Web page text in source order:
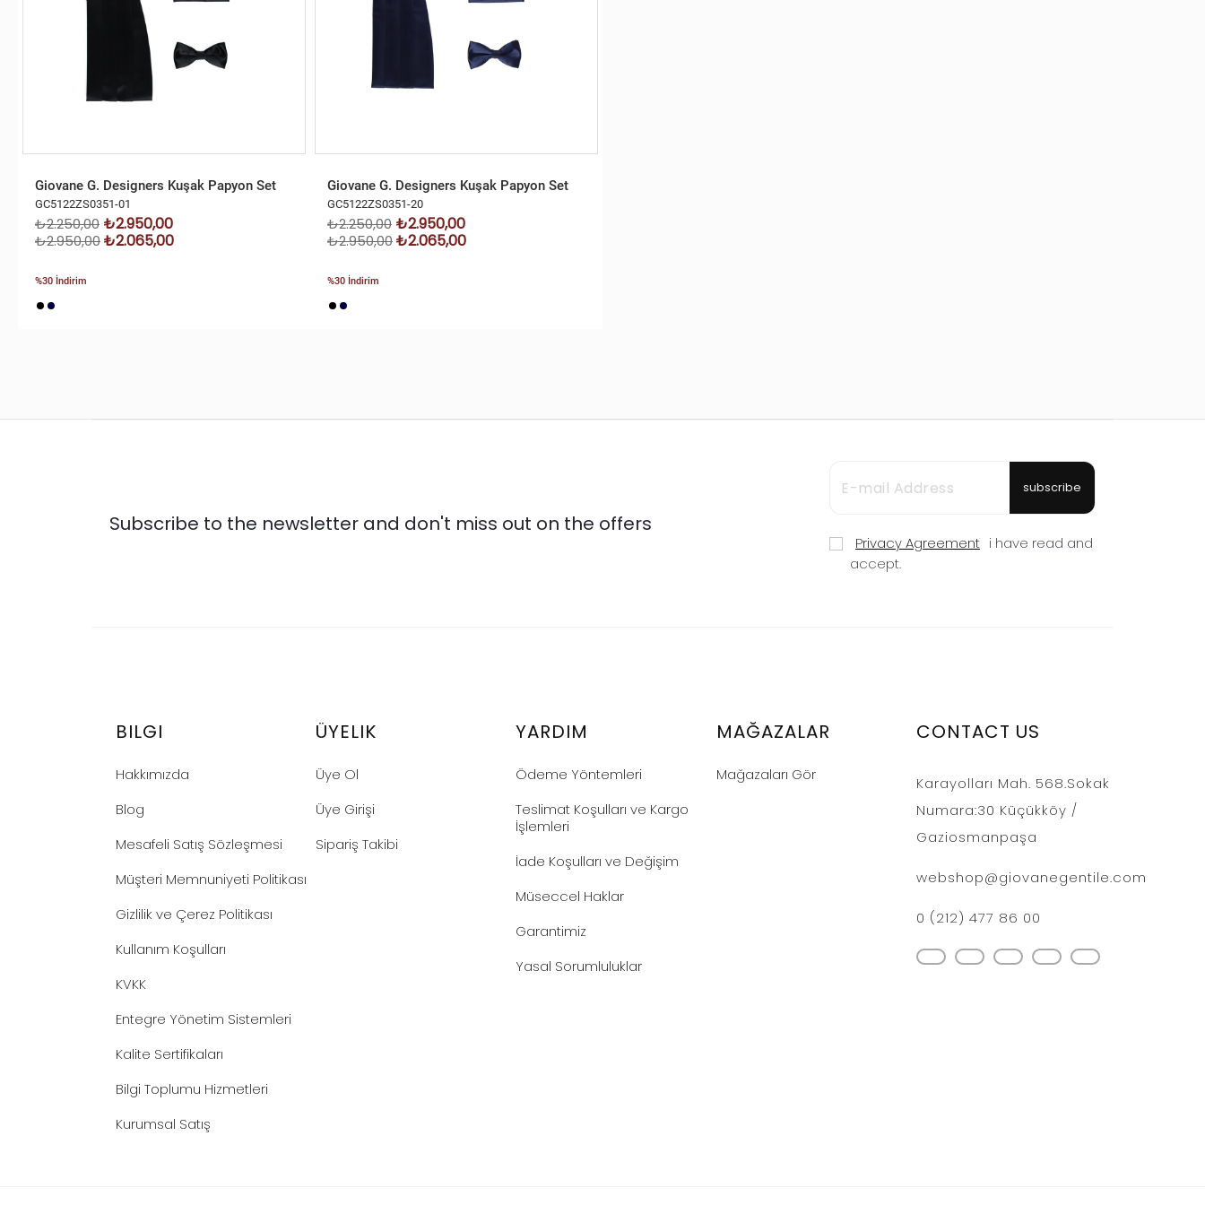
Giovane G. Designers Kuşak Papyon Set
GC5122ZS0351-01
₺2.950,00
₺2.250,00
₺2.950,00₺2.065,00
%30 İndirim
Giovane G. Designers Kuşak Papyon Set
GC5122ZS0351-20
₺2.950,00
₺2.250,00
₺2.950,00₺2.065,00
%30 İndirim
Subscribe to the newsletter and don't miss out on the offers
subscribe
Privacy Agreement i have read and
accept.
BILGI
Hakkımızda
Blog
Mesafeli Satış Sözleşmesi
Müşteri Memnuniyeti Politikası
Gizlilik ve Çerez Politikası
Kullanım Koşulları
KVKK
Entegre Yönetim Sistemleri
Kalite Sertifikaları
Bilgi Toplumu Hizmetleri
Kurumsal Satış
ÜYELIK
Üye Ol
Üye Girişi
Sipariş Takibi
YARDIM
Ödeme Yöntemleri
Teslimat Koşulları ve Kargo
İşlemleri
İade Koşulları ve Değişim
Müseccel Haklar
Garantimiz
Yasal Sorumluluklar
MAĞAZALAR
Mağazaları Gör
CONTACT US
Karayolları Mah. 568.Sokak
Numara:30 Küçükköy /
Gaziosmanpaşa
webshop@giovanegentile.com
0 (212) 477 86 00